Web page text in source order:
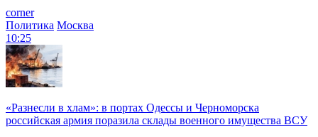
corner
Политика Москва
10:25
«Разнесли в хлам»: в портах Одессы и Черноморска
российская армия поразила склады военного имущества ВСУ